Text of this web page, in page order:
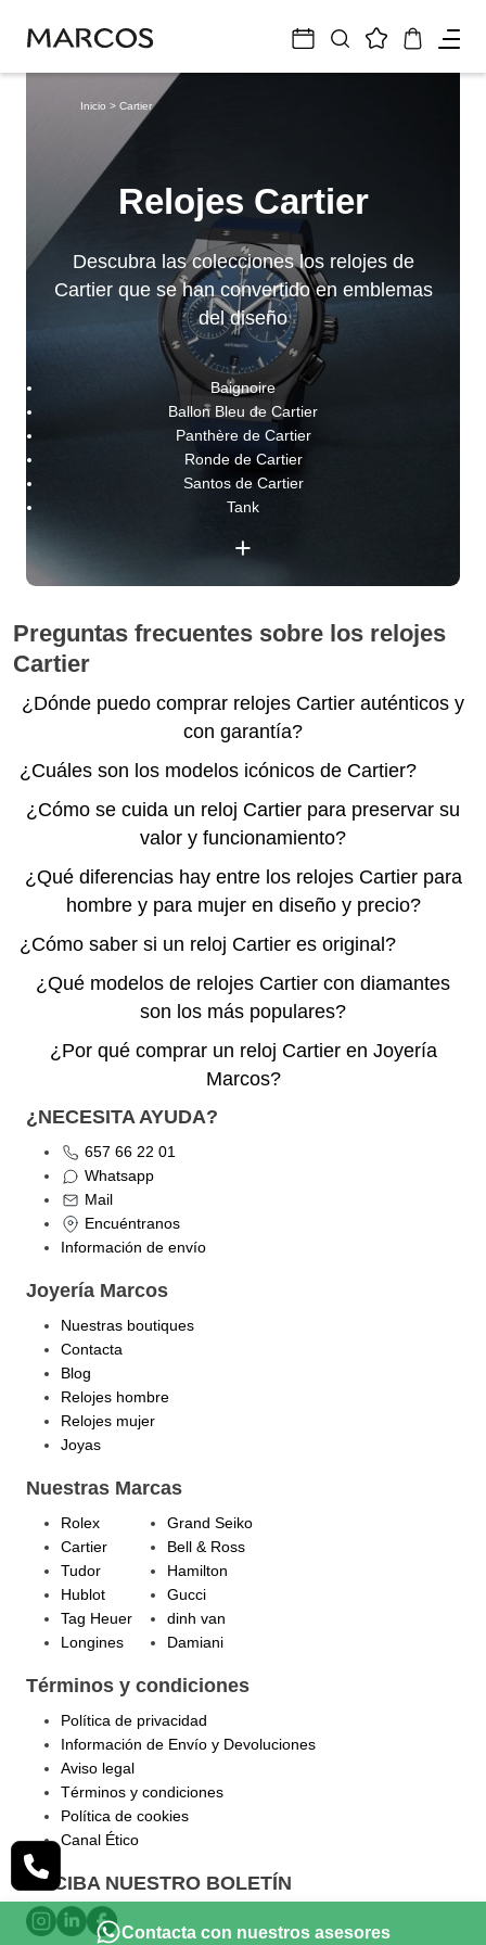
Inicio > Cartier
Relojes Cartier
Descubra las colecciones los relojes de
Cartier que se han convertido en emblemas
del diseño
Baignoire
Ballon Bleu de Cartier
Panthère de Cartier
Ronde de Cartier
Santos de Cartier
Tank
+
Preguntas frecuentes sobre los relojes
Cartier
¿Dónde puedo comprar relojes Cartier auténticos y
con garantía?
¿Cuáles son los modelos icónicos de Cartier?
¿Cómo se cuida un reloj Cartier para preservar su
valor y funcionamiento?
¿Qué diferencias hay entre los relojes Cartier para
hombre y para mujer en diseño y precio?
¿Cómo saber si un reloj Cartier es original?
¿Qué modelos de relojes Cartier con diamantes
son los más populares?
¿Por qué comprar un reloj Cartier en Joyería
Marcos?
¿NECESITA AYUDA?
657 66 22 01
Whatsapp
Mail
Encuéntranos
Información de envío
Joyería Marcos
Nuestras boutiques
Contacta
Blog
Relojes hombre
Relojes mujer
Joyas
Nuestras Marcas
Rolex
Cartier
Tudor
Hublot
Tag Heuer
Longines
Grand Seiko
Bell & Ross
Hamilton
Gucci
dinh van
Damiani
Términos y condiciones
Política de privacidad
Información de Envío y Devoluciones
Aviso legal
Términos y condiciones
Política de cookies
Canal Ético
RECIBA NUESTRO BOLETÍN
Contacta con nuestros asesores